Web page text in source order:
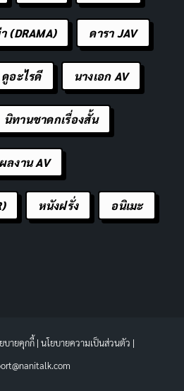
(DRAMA) ดารา JAV
ดูอะไรดี นางเอก AV
นิทานชาดกเรื่องสั้น
ผลงาน AV
หนังฝรั่ง อนิเมะ
บายคุกกี้| นโยบายความเป็นส่วนตัว |